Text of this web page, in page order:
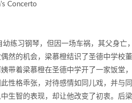
Concerto
练习钢琴，但因一场车祸，其父身亡
然的机会，梁慕橙结识了圣德中学校
带着梁慕橙在圣德中学开了一家饭堂
性格乖张，对待感情如同儿戏，并与
生智的表现，却让他改变了初衷。后